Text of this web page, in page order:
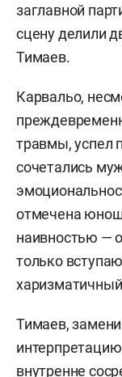
заглавной
сцену делили
Тимаев.
Карвальо,
травмы, успел
сочетались
отмечена
наивностью —
только
Тимаев,
внутренне